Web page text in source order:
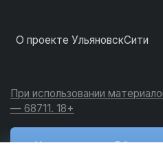
О проекте УльяновскСити
При использовании
— 68711. 18+
Новости